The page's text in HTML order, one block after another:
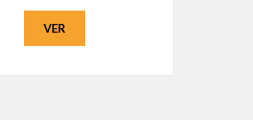
VER